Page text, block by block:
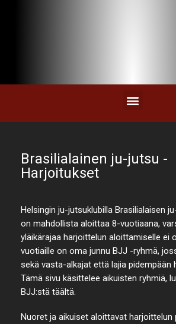
Brasilialainen ju-jutsu -
Harjoitukset
Helsingin ju-jutsuklubilla Brasilialaisen
on mahdollista aloittaa 8-vuotiaana,
yläikärajaa harjoittelun aloittamiselle ei
vuotiaille on oma junnu BJJ -ryhmä,
sekä vasta-alkajat että lajia pidempään
Tämä sivu käsittelee aikuisten ryhmiä,
BJJ:stä täältä.
Nuoret ja aikuiset aloittavat harjoittelun